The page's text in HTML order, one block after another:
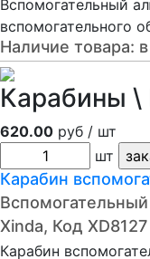
Вспомогательный
вспомогательного
Наличие товара:
Карабины \
620.00 руб / шт
шт
Карабин
Xinda, Код XD8127
Карабин